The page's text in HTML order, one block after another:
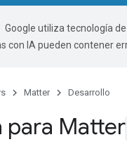
Google utiliza tecnología
con IA pueden contener
Matter Desarrollo
para Matter